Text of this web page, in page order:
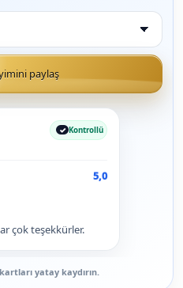
paylaş
Kontrollü
5,0
çok teşekkürler.
yatay kaydırın.